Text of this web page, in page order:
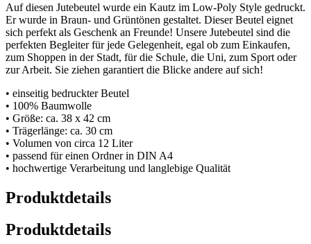
Auf diesen Jutebeutel wurde ein Kautz im Low-Poly Style gedruckt.
Er wurde in Braun- und Grüntönen gestaltet. Dieser Beutel eignet
sich perfekt als Geschenk an Freunde! Unsere Jutebeutel sind die
perfekten Begleiter für jede Gelegenheit, egal ob zum Einkaufen,
zum Shoppen in der Stadt, für die Schule, die Uni, zum Sport oder
zur Arbeit. Sie ziehen garantiert die Blicke andere auf sich!
• einseitig bedruckter Beutel
• 100% Baumwolle
• Größe: ca. 38 x 42 cm
• Trägerlänge: ca. 30 cm
• Volumen von circa 12 Liter
• passend für einen Ordner in DIN A4
• hochwertige Verarbeitung und langlebige Qualität
Produktdetails
Produktdetails